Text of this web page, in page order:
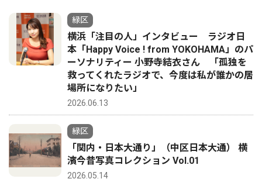
緑区
横浜「注目の人」インタビュー ラジオ日
本「Happy Voice ! from YOKOHAMA」のパ
ーソナリティー 小野寺結衣さん 「孤独を
救ってくれたラジオで、今度は私が誰かの居
場所になりたい」
2026.06.13
緑区
「関内・日本大通り」（中区日本大通） 横
濱今昔写真コレクション Vol.01
2026.05.14